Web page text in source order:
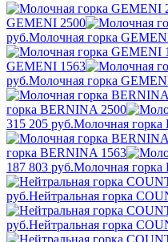
GEMENI 2500
руб.Молочная горка
GEMENI 1563
руб.Молочная горка
горка BERNINA 2500
315 205 руб.Молочная
горка BERNINA 1563
187 803 руб.Молочная
руб.Нейтральная горка
руб.Нейтральная горка